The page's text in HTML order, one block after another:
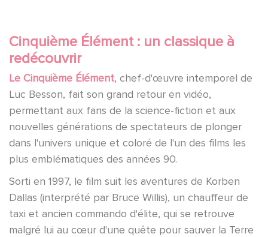
Cinquième Élément : un classique à
redécouvrir
Le Cinquième Élément, chef-d'œuvre intemporel de
Luc Besson, fait son grand retour en vidéo,
permettant aux fans de la science-fiction et aux
nouvelles générations de spectateurs de plonger
dans l'univers unique et coloré de l'un des films les
plus emblématiques des années 90.
Sorti en 1997, le film suit les aventures de Korben
Dallas (interprété par Bruce Willis), un chauffeur de
taxi et ancien commando d'élite, qui se retrouve
malgré lui au cœur d'une quête pour sauver la Terre